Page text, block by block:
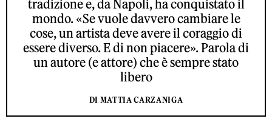
tradizione e, da Napoli, ha conquistato il
mondo. «Se vuole davvero cambiare le
cose, un artista deve avere il coraggio di
essere diverso. E di non piacere». Parola di
un autore (e attore) che è sempre stato
libero
DI MATTIA CARZANIGA